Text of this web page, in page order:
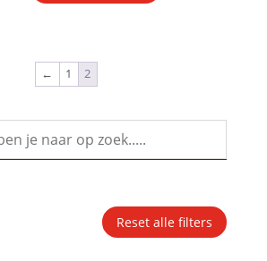
← 1 2
Reset alle filters